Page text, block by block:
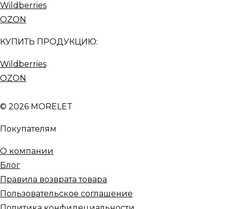
Wildberries
OZON
КУПИТЬ ПРОДУКЦИЮ:
Wildberries
OZON
© 2026 MORELET
Покупателям
О компании
Блог
Правила возврата товара
Пользовательское соглашение